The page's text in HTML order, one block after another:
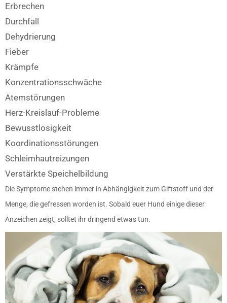
Erbrechen
Durchfall
Dehydrierung
Fieber
Krämpfe
Konzentrationsschwäche
Atemstörungen
Herz-Kreislauf-Probleme
Bewusstlosigkeit
Koordinationsstörungen
Schleimhautreizungen
Verstärkte Speichelbildung
Die Symptome stehen immer in Abhängigkeit zum Giftstoff und der
Menge, die gefressen worden ist. Sobald euer Hund einige dieser
Anzeichen zeigt, solltet ihr dringend etwas tun.